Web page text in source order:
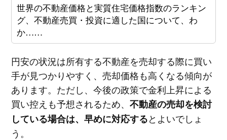
世界の不動産価格と実質住宅価格指数のランキン
グ、不動産売買・投資に適した国について、わ
か……
円安の状況は所有する不動産を売却する際に買い
手が見つかりやすく、売却価格も高くなる傾向が
あります。ただし、今後の政策で金利上昇による
買い控えも予想されるため、 不動産の売却を検討
している場合は、早めに対応するとよいでしょ
う。